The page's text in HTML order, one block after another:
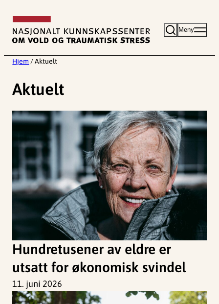
innhold
Meny
Hjem / Aktuelt
Aktuelt
Hundretusener av eldre er
utsatt for økonomisk svindel
11. juni 2026